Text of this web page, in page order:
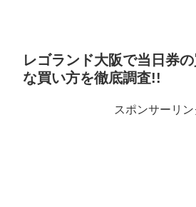
レゴランド大阪で当日券
な買い方を徹底調査!!
スポンサーリン